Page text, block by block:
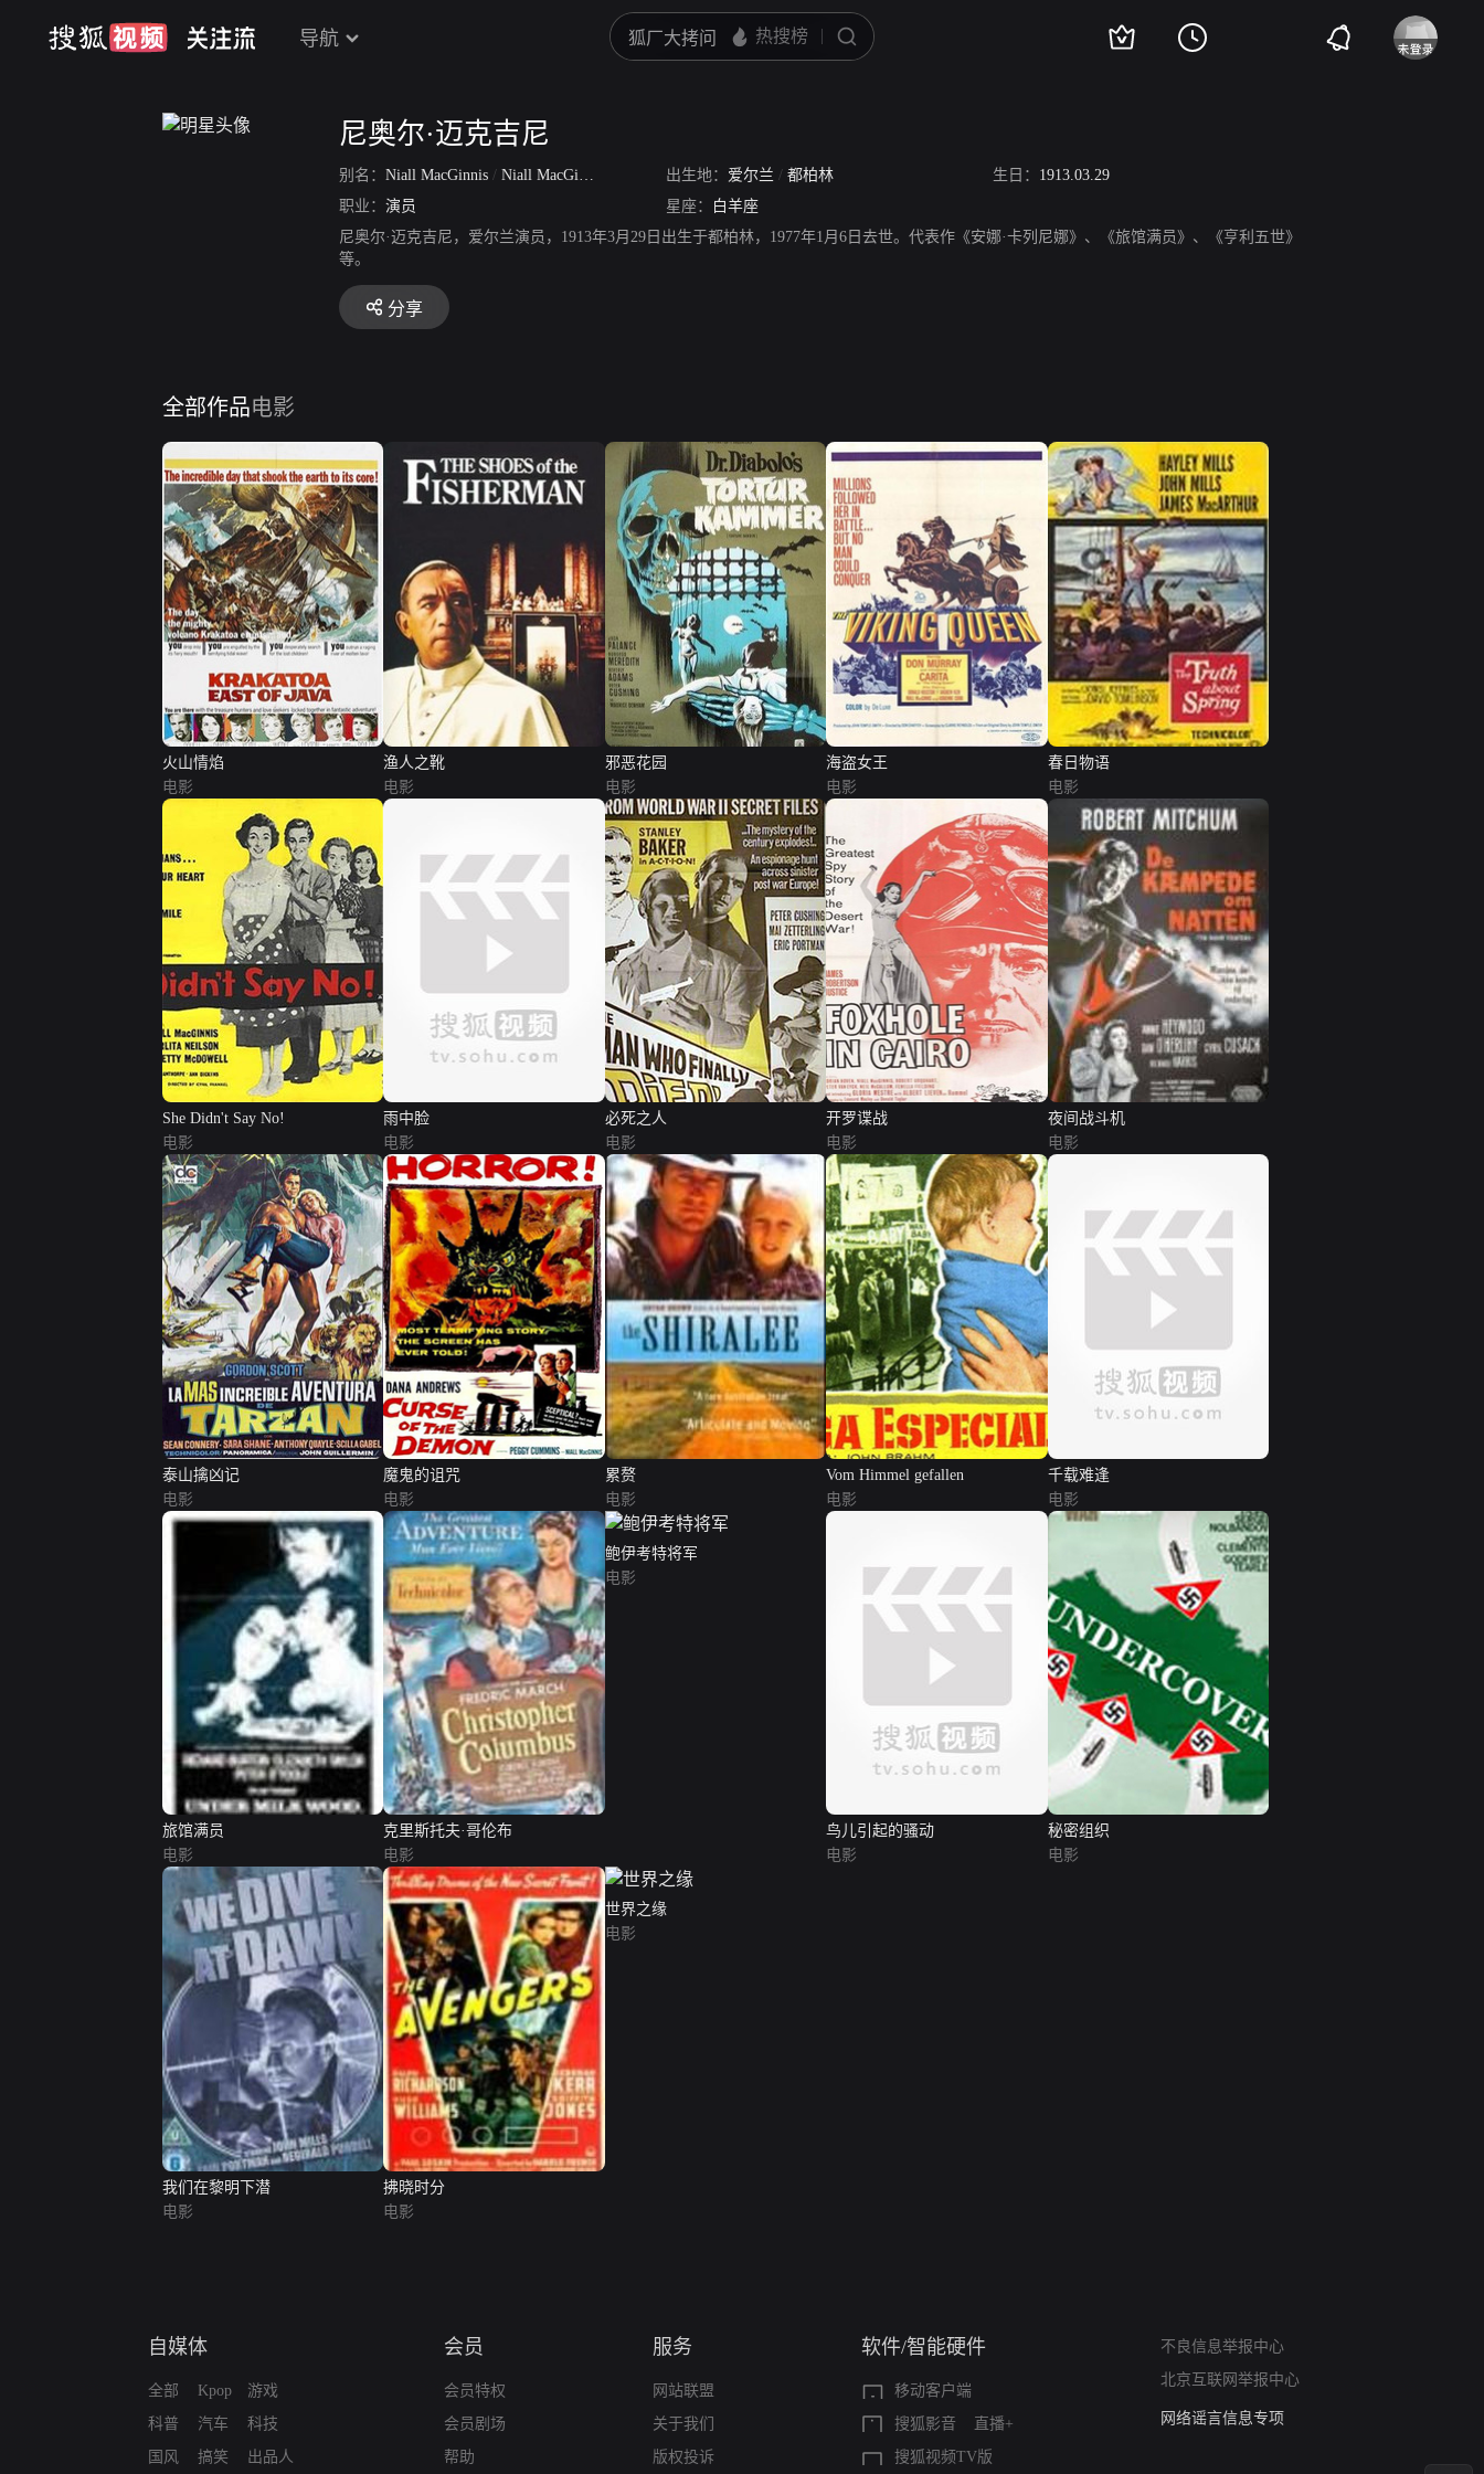
导航
尼奥尔·迈克吉尼
别名： Niall MacGinnis / Niall MacGinniss Niall Macginnis /Niall McGinnis
出生地： 爱尔兰 / 都柏林 生日： 1913.03.29
职业： 演员 星座：
白羊座
尼奥尔·迈克吉尼，爱尔兰演员，1913年3月29日出生于都柏林，1977年1月6日去世。代表作《安娜·卡列尼娜》、《旅馆满员》、《亨利五世》
等。
分享
全部作品电影
火山情焰
电影
渔人之靴
电影
邪恶花园
电影
海盗女王
电影
春日物语
电影
She Didn't Say No!
电影
雨中脸
电影
必死之人
电影
开罗谍战
电影
夜间战斗机
电影
泰山擒凶记
电影
魔鬼的诅咒
电影
累赘
电影
Vom Himmel gefallen
电影
千载难逢
电影
旅馆满员
电影
克里斯托夫·哥伦布
电影
鲍伊考特将军
电影
鸟儿引起的骚动
电影
秘密组织
电影
我们在黎明下潜
电影
拂晓时分
电影
世界之缘
电影
自媒体
全部
科普
国风
Kpop
汽车
搞笑
游戏
科技
出品人
会员
会员特权
会员剧场
帮助
服务
网站联盟
关于我们
版权投诉
软件/智能硬件
移动客户端
搜狐影音
直播+
搜狐视频TV版
不良信息举报中心
北京互联网举报中心
涉历史虚无举报
网络谣言信息专项